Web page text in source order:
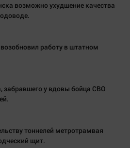
возможно ухудшение качества
работу в штатном
забравшего у вдовы бойца СВО
тоннелей метротрамвая
щит.